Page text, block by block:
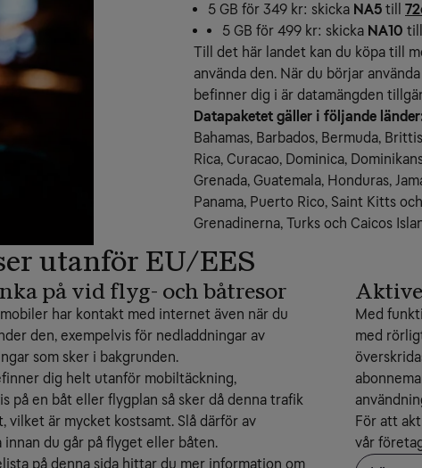
5 GB för 349 kr: skicka NA5 till
5 GB för 499 kr: skicka NA10 till
Till det här landet kan du köpa till
använda den. När du börjar
befinner dig i är datamängden
Datapaketet gäller i följande
Bahamas, Barbados, Bermuda,
Rica, Curacao, Dominica,
Grenada, Guatemala, Honduras,
Panama, Puerto Rico, Saint Kitts
Grenadinerna, Turks och Caicos
utanför EU/EES
på vid flyg- och båtresor
har kontakt med internet även när du
den, exempelvis för nedladdningar av
som sker i bakgrunden.
dig helt utanför mobiltäckning,
på en båt eller flygplan så sker då denna trafik
vilket är mycket kostsamt. Slå därför av
innan du går på flyget eller båten.
på denna sidahittar du mer information om
Med
med
För att
vår